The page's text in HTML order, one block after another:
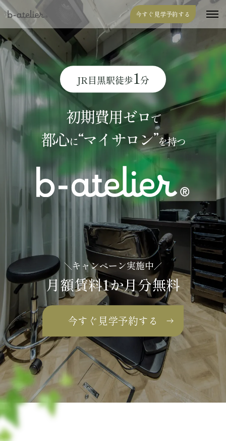
今すぐ見学予約する
JR目黒駅徒歩1分
初期費用ゼロで
都心に“マイサロン”を持つ
b-atelier
＼キャンペーン実施中／
月額賃料1か月分無料
今すぐ見学予約する